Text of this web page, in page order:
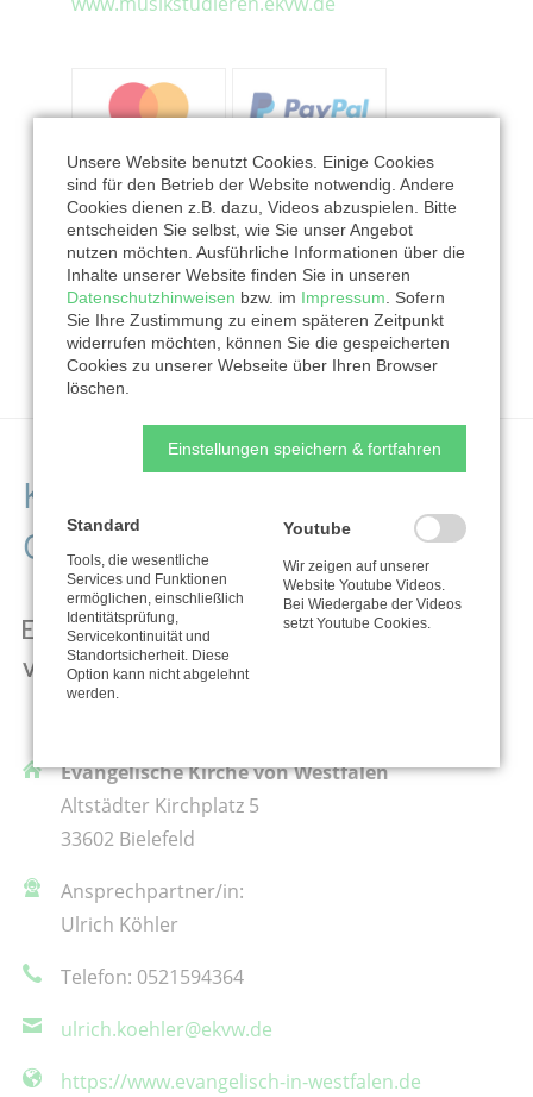
Jetzt spenden
Kontaktdaten der
Organisation
Evangelische Kirche von Westfalen
Altstädter Kirchplatz 5
33602 Bielefeld
Ansprechpartner/in:
Ulrich Köhler
Telefon: 0521594364
ulrich.koehler@ekvw.de
https://www.evangelisch-in-westfalen.de
Unsere Website benutzt Cookies. Einige Cookies
sind für den Betrieb der Website notwendig. Andere
Cookies dienen z.B. dazu, Videos abzuspielen. Bitte
entscheiden Sie selbst, wie Sie unser Angebot
nutzen möchten. Ausführliche Informationen über die
Inhalte unserer Website finden Sie in unseren
Datenschutzhinweisen bzw. im Impressum . Sofern
Sie Ihre Zustimmung zu einem späteren Zeitpunkt
widerrufen möchten, können Sie die gespeicherten
Cookies zu unserer Webseite über Ihren Browser
löschen.
Einstellungen speichern & fortfahren
Standard
Tools, die wesentliche
Services und Funktionen
ermöglichen, einschließlich
Identitätsprüfung,
Servicekontinuität und
Standortsicherheit. Diese
Option kann nicht abgelehnt
werden.
Youtube
Wir zeigen auf unserer
Website Youtube Videos.
Bei Wiedergabe der Videos
setzt Youtube Cookies.